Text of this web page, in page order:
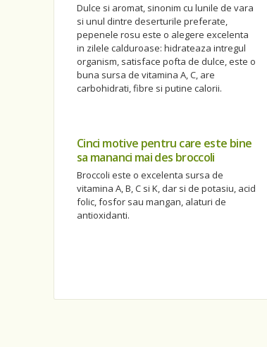
Dulce si aromat, sinonim cu lunile de vara
si unul dintre deserturile preferate,
pepenele rosu este o alegere excelenta
in zilele calduroase: hidrateaza intregul
organism, satisface pofta de dulce, este o
buna sursa de vitamina A, C, are
carbohidrati, fibre si putine calorii.
Cinci motive pentru care este bine
sa mananci mai des broccoli
Broccoli este o excelenta sursa de
vitamina A, B, C si K, dar si de potasiu, acid
folic, fosfor sau mangan, alaturi de
antioxidanti.